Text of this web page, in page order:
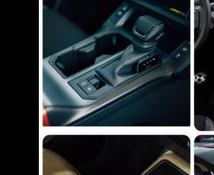
人、有什麼理由會選CX5?
很凶，說RAV4 旗艦 只要
似乎也感受到威脅了... --